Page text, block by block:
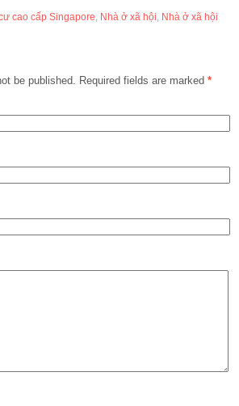
cao cấp Singapore, Nhà ở xã hội, Nhà ở xã hội
be published. Required fields are marked *